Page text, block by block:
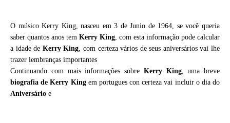
O músico Kerry King, nasceu em 3 de Junio de 1964, se você queria
saber quantos anos tem Kerry King, com esta informação pode calcular
a idade de Kerry King, com certeza vários de seus aniversários vai lhe
trazer lembranças importantes
Continuando com mais informações sobre Kerry King, uma breve
biografia deKerry Kingem portugues con certeza vai incluir o dia do
Aniversário e